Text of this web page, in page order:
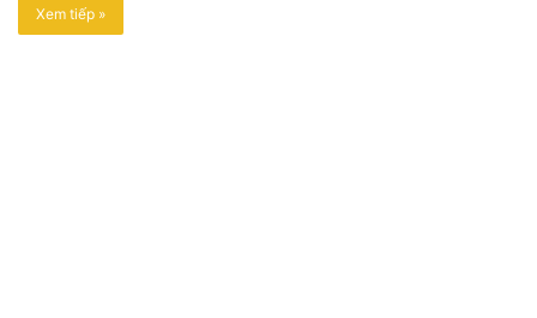
Xem tiếp »